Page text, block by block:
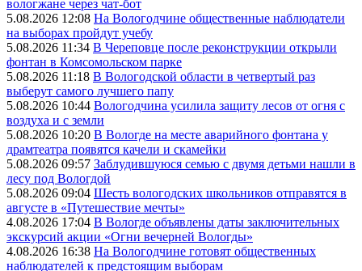
вологжане через чат-бот
5.08.2026 12:08 На Вологодчине общественные наблюдатели
на выборах пройдут учебу
5.08.2026 11:34 В Череповце после реконструкции открыли
фонтан в Комсомольском парке
5.08.2026 11:18 В Вологодской области в четвертый раз
выберут самого лучшего папу
5.08.2026 10:44 Вологодчина усилила защиту лесов от огня с
воздуха и с земли
5.08.2026 10:20 В Вологде на месте аварийного фонтана у
драмтеатра появятся качели и скамейки
5.08.2026 09:57 Заблудившуюся семью с двумя детьми нашли в
лесу под Вологдой
5.08.2026 09:04 Шесть вологодских школьников отправятся в
августе в «Путешествие мечты»
4.08.2026 17:04 В Вологде объявлены даты заключительных
экскурсий акции «Огни вечерней Вологды»
4.08.2026 16:38 На Вологодчине готовят общественных
наблюдателей к предстоящим выборам